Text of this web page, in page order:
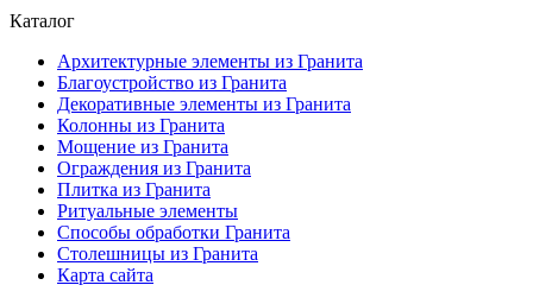
Каталог
Архитектурные элементы из Гранита
Благоустройство из Гранита
Декоративные элементы из Гранита
Колонны из Гранита
Мощение из Гранита
Ограждения из Гранита
Плитка из Гранита
Ритуальные элементы
Способы обработки Гранита
Столешницы из Гранита
Карта сайта